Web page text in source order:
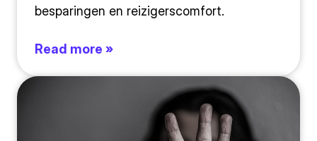
besparingen en reizigerscomfort.
Read more »